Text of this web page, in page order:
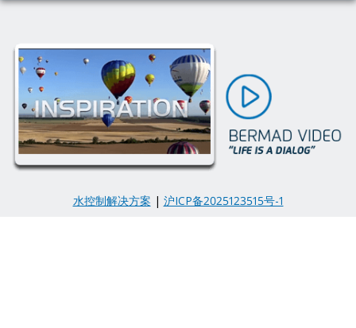
水控制解决方案 | 沪ICP备2025123515号-1